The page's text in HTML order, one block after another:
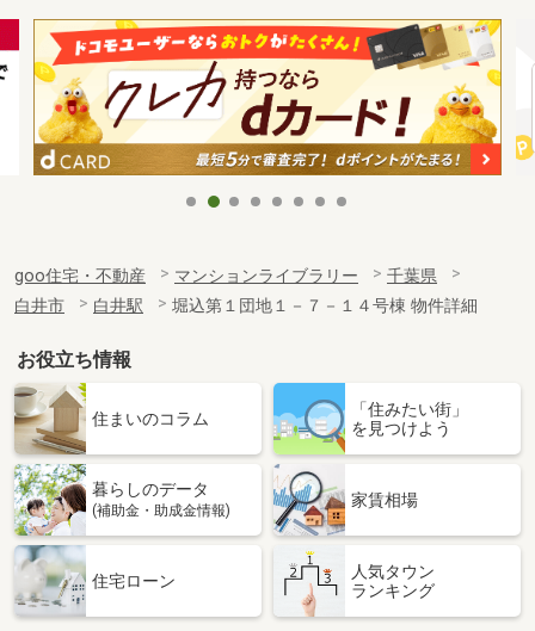
goo住宅・不動産 マンションライブラリー
千葉県
白井市
白井駅 堀込第１団地１－７－１４号棟 物件詳細
お役立ち情報
住まいのコラム
「住みたい街」
を見つけよう
暮らしのデータ
(補助金・助成金情報)
家賃相場
住宅ローン
人気タウン
ランキング